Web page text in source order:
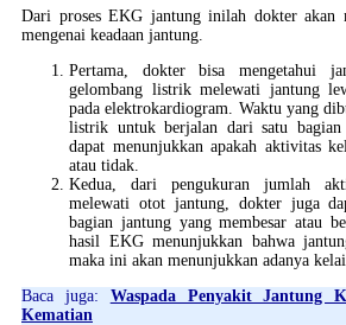
Dari proses EKG jantung inilah dokter akan
mengenai keadaan jantung.
Pertama, dokter bisa mengetahui
gelombang listrik melewati jantung
pada elektrokardiogram. Waktu yang
listrik untuk berjalan dari satu
dapat menunjukkan apakah aktivitas
atau tidak.
Kedua, dari pengukuran jumlah
melewati otot jantung, dokter juga
bagian jantung yang membesar atau
hasil EKG menunjukkan bahwa
maka ini akan menunjukkan adanya
Baca juga: Waspada Penyakit Jantung
Kematian